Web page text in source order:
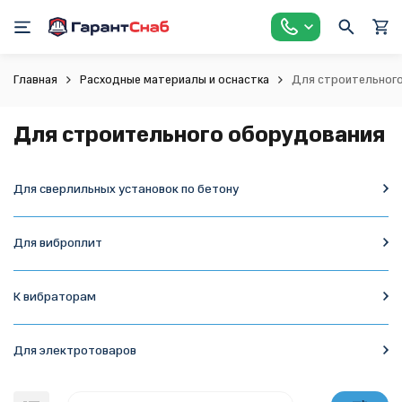
Главная Расходные материалы и оснастка Для
Для строительного оборудования
Для сверлильных установок по бетону
Для виброплит
К вибраторам
Для электротоваров